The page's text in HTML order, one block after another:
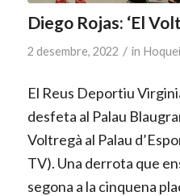
Diego Rojas: ‘El
2 desembre, 2022 / in
El Reus Deportiu
desfeta al Palau
Voltregà al Palau
TV). Una derrota que
segona a la cinquena